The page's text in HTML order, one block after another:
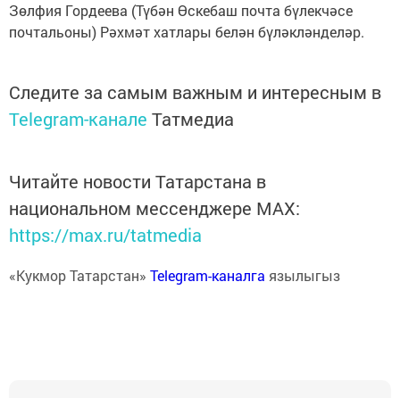
Зөлфия Гордеева (Түбән Өскебаш почта бүлекчәсе
почтальоны) Рәхмәт хатлары белән бүләкләнделәр.
Следите за самым важным и интересным в
Telegram-канале Татмедиа
Читайте новости Татарстана в
национальном мессенджере MАХ:
https://max.ru/tatmedia
«Кукмор Татарстан» Telegram-каналга язылыгыз